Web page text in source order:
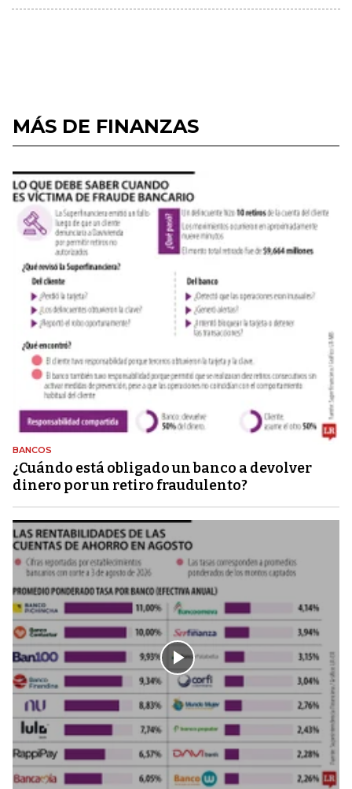
MÁS DE FINANZAS
BANCOS
¿Cuándo está obligado un banco a devolver
dinero por un retiro fraudulento?